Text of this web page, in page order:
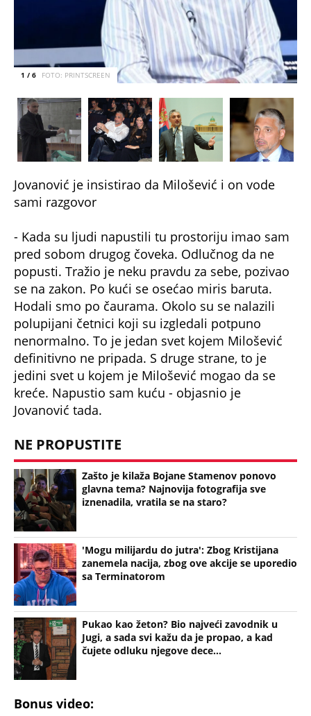
1 / 6 FOTO: PRINTSCREEN
Jovanović je insistirao da Milošević i on vode
sami razgovor
- Kada su ljudi napustili tu prostoriju imao sam
pred sobom drugog čoveka. Odlučnog da ne
popusti. Tražio je neku pravdu za sebe, pozivao
se na zakon. Po kući se osećao miris baruta.
Hodali smo po čaurama. Okolo su se nalazili
polupijani četnici koji su izgledali potpuno
nenormalno. To je jedan svet kojem Milošević
definitivno ne pripada. S druge strane, to je
jedini svet u kojem je Milošević mogao da se
kreće. Napustio sam kuću - objasnio je
Jovanović tada.
NE PROPUSTITE
Zašto je kilaža Bojane Stamenov ponovo
glavna tema? Najnovija fotografija sve
iznenadila, vratila se na staro?
'Mogu milijardu do jutra': Zbog Kristijana
zanemela nacija, zbog ove akcije se uporedio
sa Terminatorom
Pukao kao žeton? Bio najveći zavodnik u
Jugi, a sada svi kažu da je propao, a kad
čujete odluku njegove dece...
Bonus video: